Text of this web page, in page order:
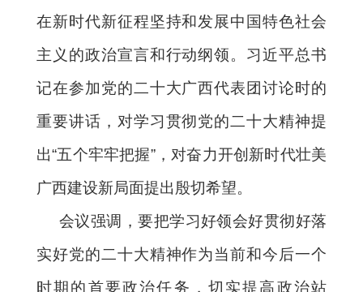
在新时代新征程坚持和发展中国特色社会
主义的政治宣言和行动纲领。习近平总书
记在参加党的二十大广西代表团讨论时的
重要讲话，对学习贯彻党的二十大精神提
出“五个牢牢把握”，对奋力开创新时代壮美
广西建设新局面提出殷切希望。
会议强调，要把学习好领会好贯彻好落
实好党的二十大精神作为当前和今后一个
时期的首要政治任务，切实提高政治站